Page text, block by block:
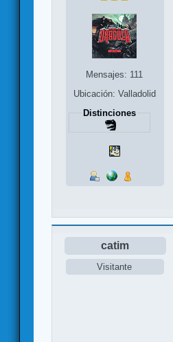
Mensajes: 111
Ubicación: Valladolid
Distinciones
catim
Visitante